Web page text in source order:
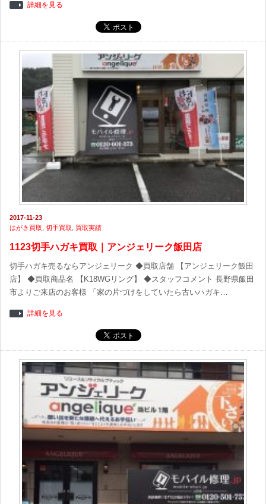
詳細を見る
2017-11-23
はがき買取 切手買取 買取実績
1123切手ハガキ買取｜アンジェリーク飯田店
切手ハガキ売るならアンジェリーク ◆買取店舗 【アンジェリーク飯田
店】 ◆買取商品名 【K18WGリング】 ◆スタッフコメント 長野県飯田
市よりご来店のお客様 「家の片づけをしていたら古いハガキ…
詳細を見る